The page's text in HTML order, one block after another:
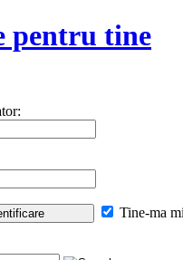
pentru tine
Tine-ma